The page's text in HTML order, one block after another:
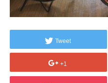
Tweet
+1